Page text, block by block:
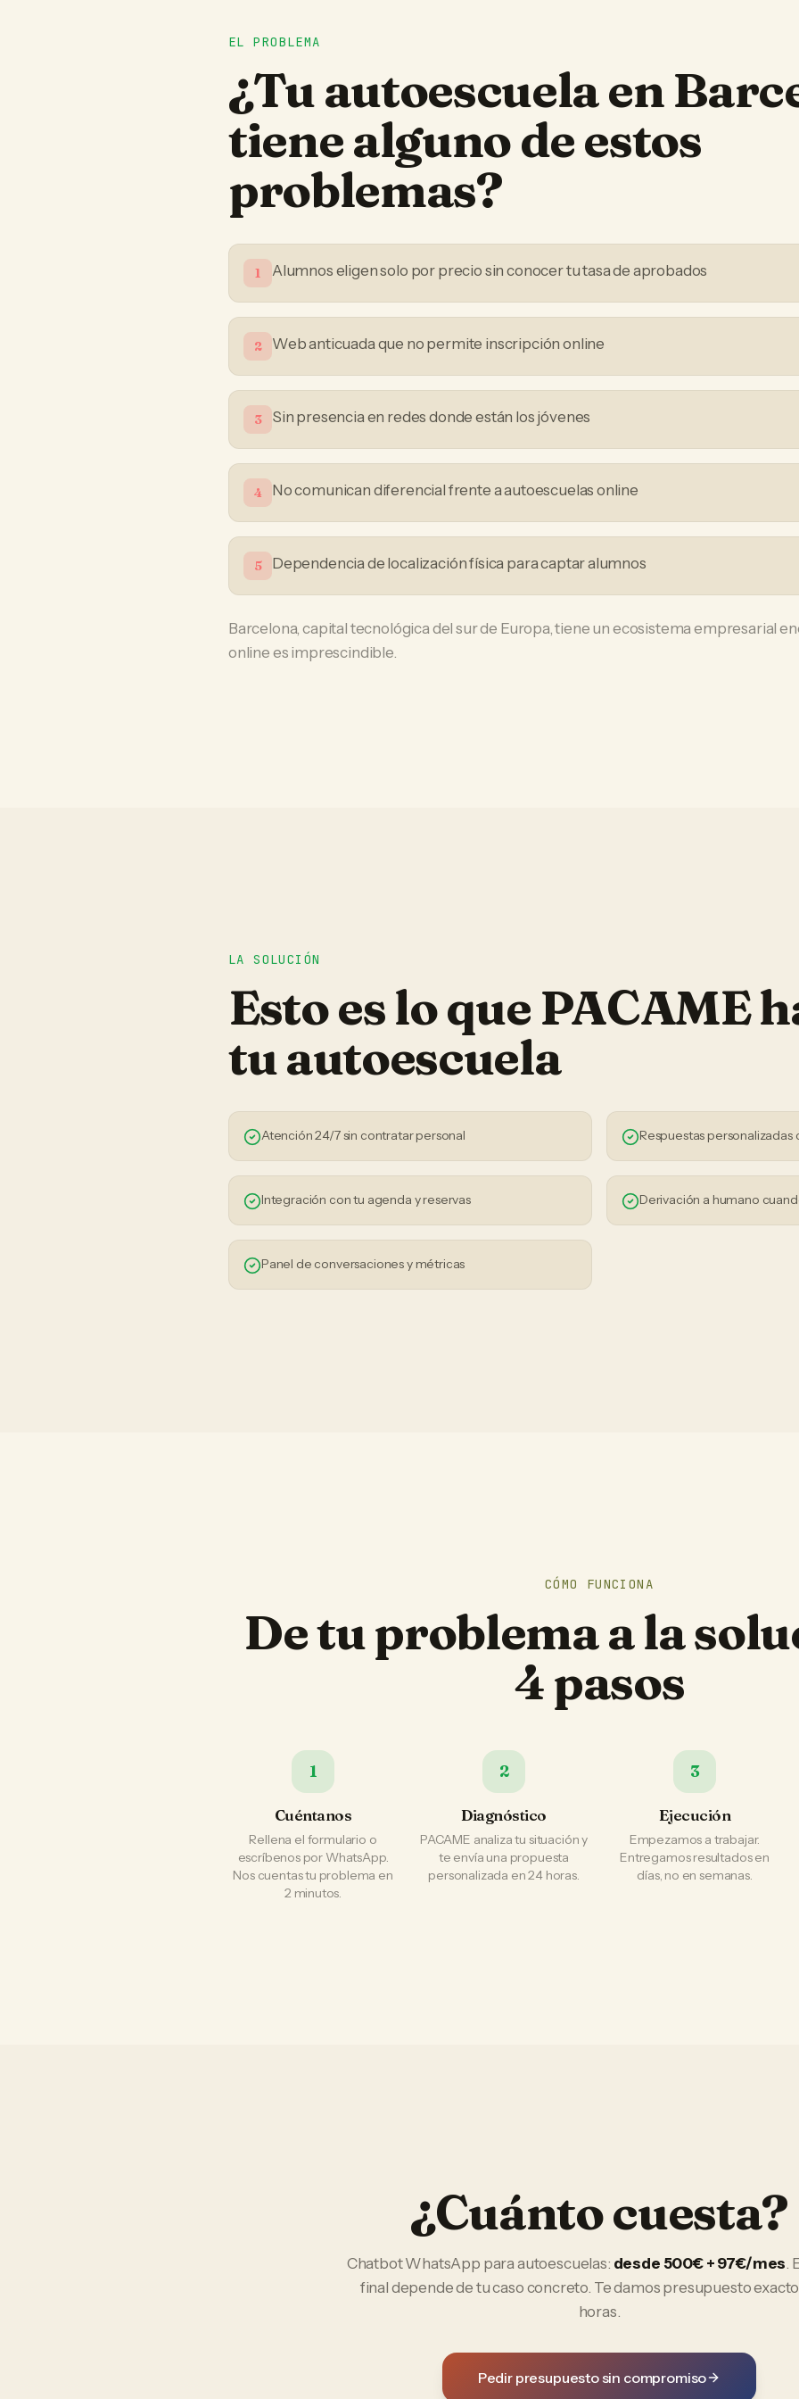
EL PROBLEMA
¿Tuautoescuelaen
tiene alguno de estos
problemas?
1 Alumnos eligen solo por precio sin conocer tu tasa de aprobados
2 Web anticuada que no permite inscripción online
3 Sin presencia en redes donde están los jóvenes
4 No comunican diferencial frente a autoescuelas online
5 Dependencia de localización física para captar alumnos
Barcelona, capital tecnológica del sur de Europa, tiene un ecosistema empresarial
online es imprescindible.
LA SOLUCIÓN
Esto es lo que PACAME
tuautoescuela
Atención 24/7 sin contratar personal Respuestas personalizadas
Integración con tu agenda y reservas Derivación a humano
Panel de conversaciones y métricas
CÓMO FUNCIONA
De tu problema a la
4 pasos
1
Cuéntanos
Rellena el formulario o
escríbenos por WhatsApp.
Nos cuentas tu problema en
2 minutos.
2
Diagnóstico
PACAME analiza tu situación y
te envía una propuesta
personalizada en 24 horas.
3
Ejecución
Empezamos a trabajar.
Entregamos resultados en
días, no en semanas.
¿Cuánto cuesta?
Chatbot WhatsApp paraautoescuelas: desde 500€ + 97€/mes.
final depende de tu caso concreto. Te damos presupuesto
horas.
Pedir presupuesto sin compromiso